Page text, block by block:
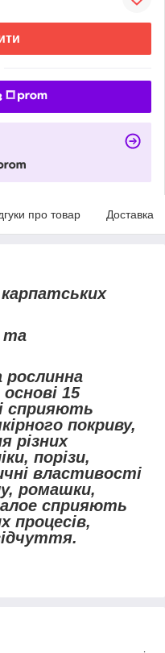
про товар Доставка
та
рослинна
15
сприяють
покриву,
різних
порізи,
властивості
ромашки,
сприяють
процесів,